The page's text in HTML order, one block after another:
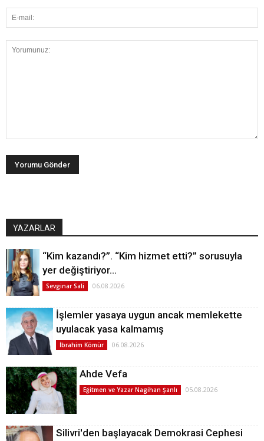
YAZARLAR
“Kim kazandı?”. “Kim hizmet etti?” sorusuyla
yer değiştiriyor…
Sevginar Sali 06.08.2026
İşlemler yasaya uygun ancak memlekette
uyulacak yasa kalmamış
İbrahim Kömür 06.08.2026
Ahde Vefa
Eğitmen ve Yazar Nagihan Şanlı 05.08.2026
Silivri'den başlayacak Demokrasi Cephesi